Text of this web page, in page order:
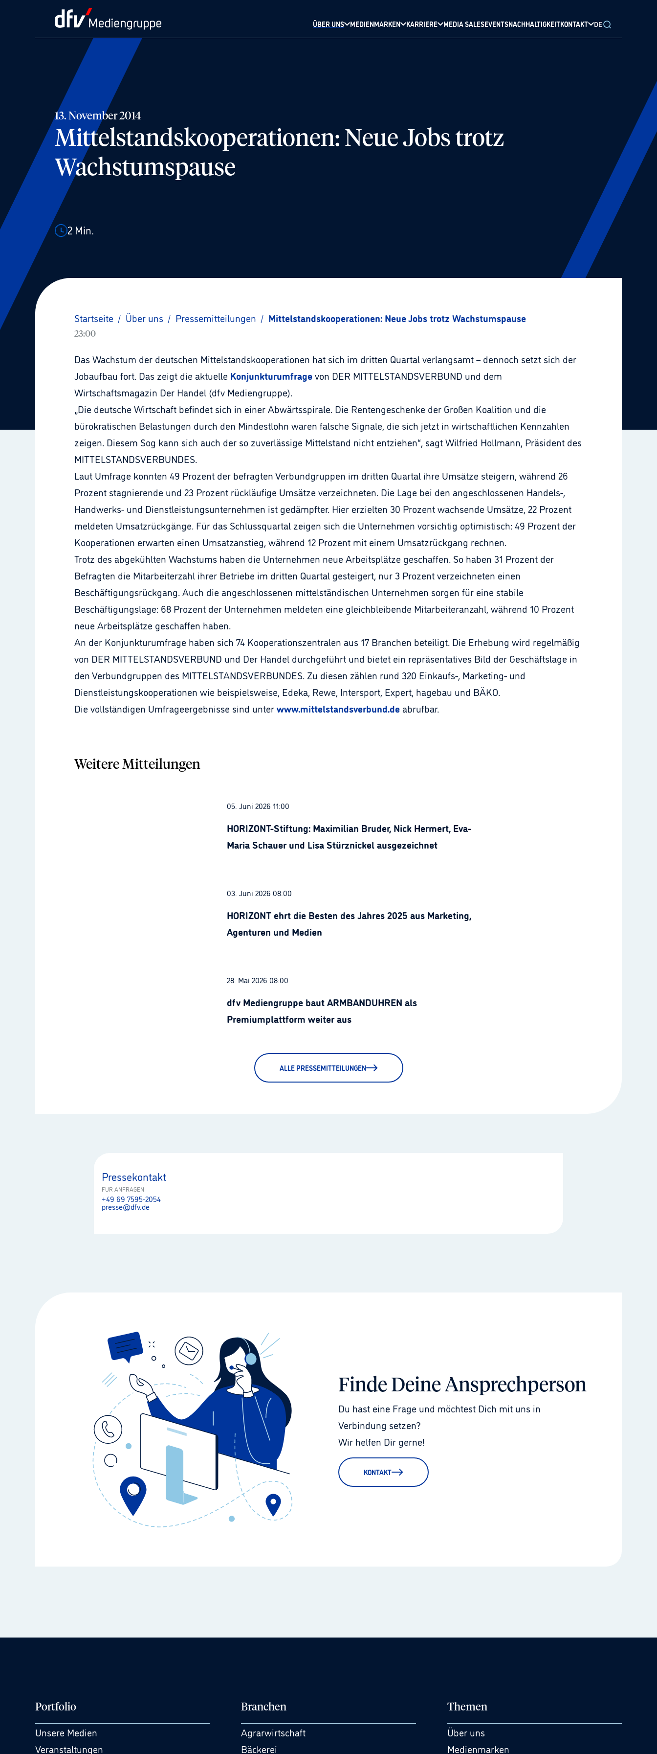
ÜBER UNS MEDIENMARKEN KARRIERE MEDIA SALESEVENTSNACHHALTIGKEITKONTAKT DE
13. November 2014
Mittelstandskooperationen: Neue Jobs trotz
Wachstumspause
2 Min.
Startseite / Über uns / Pressemitteilungen / Mittelstandskooperationen: Neue Jobs trotz Wachstumspause
23:00
Das Wachstum der deutschen Mittelstandskooperationen hat sich im dritten Quartal verlangsamt – dennoch setzt sich der
Jobaufbau fort. Das zeigt die aktuelle Konjunkturumfragevon DER MITTELSTANDSVERBUND und dem
Wirtschaftsmagazin Der Handel (dfv Mediengruppe).
„Die deutsche Wirtschaft befindet sich in einer Abwärtsspirale. Die Rentengeschenke der Großen Koalition und die
bürokratischen Belastungen durch den Mindestlohn waren falsche Signale, die sich jetzt in wirtschaftlichen Kennzahlen
zeigen. Diesem Sog kann sich auch der so zuverlässige Mittelstand nicht entziehen“, sagt Wilfried Hollmann, Präsident des
MITTELSTANDSVERBUNDES.
Laut Umfrage konnten 49 Prozent der befragten Verbundgruppen im dritten Quartal ihre Umsätze steigern, während 26
Prozent stagnierende und 23 Prozent rückläufige Umsätze verzeichneten. Die Lage bei den angeschlossenen Handels-,
Handwerks- und Dienstleistungsunternehmen ist gedämpfter. Hier erzielten 30 Prozent wachsende Umsätze, 22 Prozent
meldeten Umsatzrückgänge. Für das Schlussquartal zeigen sich die Unternehmen vorsichtig optimistisch: 49 Prozent der
Kooperationen erwarten einen Umsatzanstieg, während 12 Prozent mit einem Umsatzrückgang rechnen.
Trotz des abgekühlten Wachstums haben die Unternehmen neue Arbeitsplätze geschaffen. So haben 31 Prozent der
Befragten die Mitarbeiterzahl ihrer Betriebe im dritten Quartal gesteigert, nur 3 Prozent verzeichneten einen
Beschäftigungsrückgang. Auch die angeschlossenen mittelständischen Unternehmen sorgen für eine stabile
Beschäftigungslage: 68 Prozent der Unternehmen meldeten eine gleichbleibende Mitarbeiteranzahl, während 10 Prozent
neue Arbeitsplätze geschaffen haben.
An der Konjunkturumfrage haben sich 74 Kooperationszentralen aus 17 Branchen beteiligt. Die Erhebung wird regelmäßig
von DER MITTELSTANDSVERBUND und Der Handel durchgeführt und bietet ein repräsentatives Bild der Geschäftslage in
den Verbundgruppen des MITTELSTANDSVERBUNDES. Zu diesen zählen rund 320 Einkaufs-, Marketing- und
Dienstleistungskooperationen wie beispielsweise, Edeka, Rewe, Intersport, Expert, hagebau und BÄKO.
Die vollständigen Umfrageergebnisse sind unterwww.mittelstandsverbund.deabrufbar.
Weitere Mitteilungen
05. Juni 2026 11:00
HORIZONT-Stiftung: Maximilian Bruder, Nick Hermert, Eva-
Maria Schauer und Lisa Stürznickel ausgezeichnet
03. Juni 2026 08:00
HORIZONT ehrt die Besten des Jahres 2025 aus Marketing,
Agenturen und Medien
28. Mai 2026 08:00
dfv Mediengruppe baut ARMBANDUHREN als
Premiumplattform weiter aus
ALLE PRESSEMITTEILUNGEN
Pressekontakt
FÜR ANFRAGEN
+49 69 7595-2054
presse@dfv.de
Finde Deine Ansprechperson
Du hast eine Frage und möchtest Dich mit uns in
Verbindung setzen?
Wir helfen Dir gerne!
KONTAKT
Portfolio
Unsere Medien
Veranstaltungen
Branchen
Agrarwirtschaft
Bäckerei
Themen
Über uns
Medienmarken